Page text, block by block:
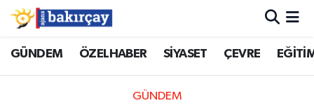
GÜNDEM ÖZELHABER SİYASET ÇEVRE
GÜNDEM
İzmir Nöbetçi Eczaneler
İzmir Hava Durumu